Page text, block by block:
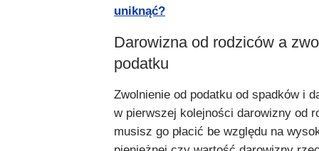
uniknąć?
Darowizna od rodziców a
podatku
Zwolnienie od podatku od spadków i
w pierwszej kolejności darowizny od
musisz go płacić be względu na